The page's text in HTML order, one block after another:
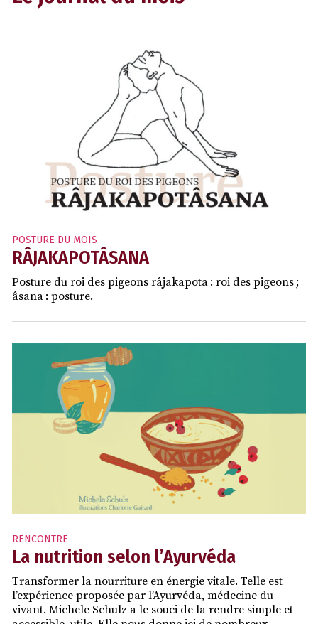
POSTURE DU MOIS
RÂJAKAPOTÂSANA
Posture du roi des pigeons râjakapota : roi des pigeons ;
âsana : posture.
RENCONTRE
La nutrition selon l’Ayurvéda
Transformer la nourriture en énergie vitale. Telle est
l’expérience proposée par l’Ayurvéda, médecine du
vivant. Michele Schulz a le souci de la rendre simple et